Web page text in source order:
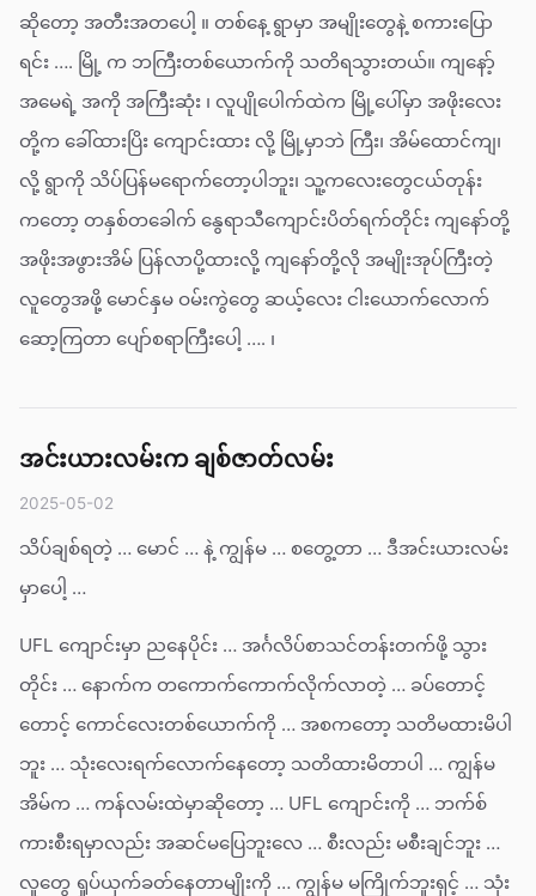
ဆိုတော့ အတီးအတပေါ့ ။ တစ်နေ့ ရွာမှာ အမျိုးတွေနဲ့ စကားပြော
ရင်း …. မြို့ က ဘကြီးတစ်ယောက်ကို သတိရသွားတယ်။ ကျနော့်
အမေရဲ့ အကို အကြီးဆုံး ၊ လူပျိုပေါက်ထဲက မြို့ပေါ်မှာ အဖိုးလေး
တို့က ခေါ်ထားပြိး ကျောင်းထား လို့ မြို့မှာဘဲ ကြီး၊ အိမ်ထောင်ကျ၊
လို့ ရွာကို သိပ်ပြန်မရောက်တော့ပါဘူး၊ သူ့ကလေးတွေငယ်တုန်း
ကတော့ တနှစ်တခေါက် နွေရာသီကျောင်းပိတ်ရက်တိုင်း ကျနော်တို့
အဖိုးအဖွားအိမ် ပြန်လာပို့ထားလို့ ကျနော်တို့လို အမျိုးအုပ်ကြီးတဲ့
လူတွေအဖို့ မောင်နှမ ဝမ်းကွဲတွေ ဆယ့်လေး ငါးယောက်လောက်
ဆော့ကြတာ ပျော်စရာကြီးပေါ့ …. ၊
အင်းယားလမ်းက ချစ်ဇာတ်လမ်း
2025-05-02
သိပ်ချစ်ရတဲ့ … မောင် … နဲ့ ကျွန်မ … စတွေ့တာ … ဒီအင်းယားလမ်း
မှာပေါ့ …
UFL ကျောင်းမှာ ညနေပိုင်း … အင်္ဂလိပ်စာသင်တန်းတက်ဖို့ သွား
တိုင်း … နောက်က တကောက်ကောက်လိုက်လာတဲ့ … ခပ်တောင့်
တောင့် ကောင်လေးတစ်ယောက်ကို … အစကတော့ သတိမထားမိပါ
ဘူး … သုံးလေးရက်လောက်နေတော့ သတိထားမိတာပါ … ကျွန်မ
အိမ်က … ကန်လမ်းထဲမှာဆိုတော့ … UFL ကျောင်းကို … ဘက်စ်
ကားစီးရမှာလည်း အဆင်မပြေဘူးလေ … စီးလည်း မစီးချင်ဘူး …
လူတွေ ရှုပ်ယှက်ခတ်နေတာမျိုးကို … ကျွန်မ မကြိုက်ဘူးရှင့် … သုံး